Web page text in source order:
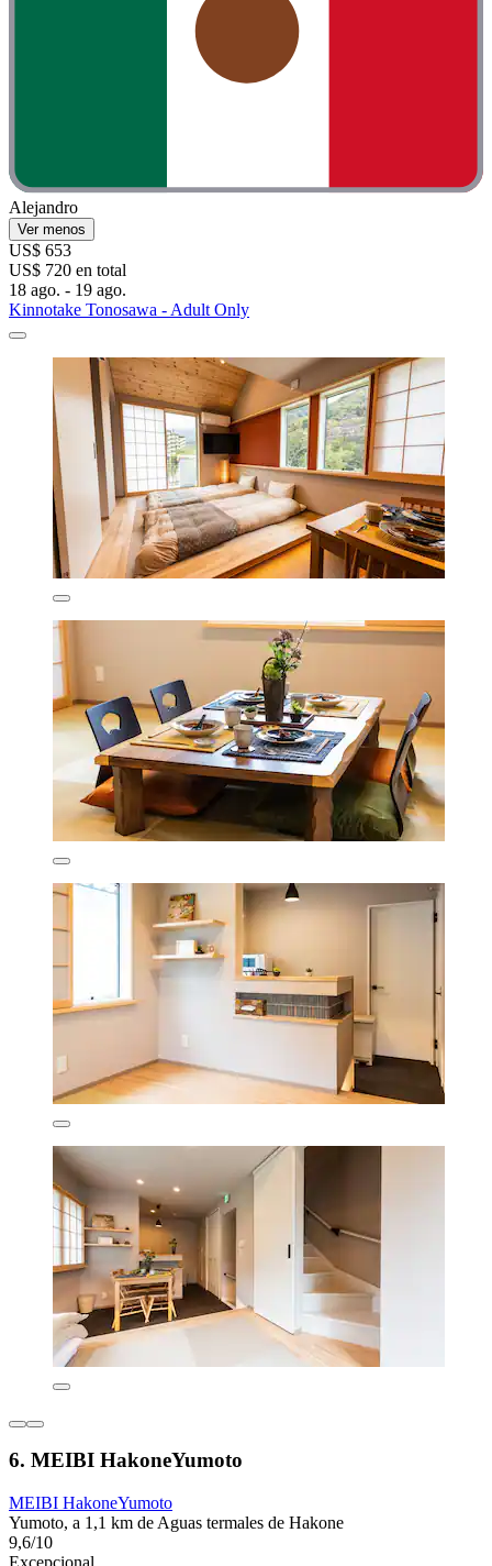
Alejandro
Ver menos
US$ 653
US$ 720 en total
18 ago. - 19 ago.
Kinnotake Tonosawa - Adult Only
6. MEIBI HakoneYumoto
MEIBI HakoneYumoto
Yumoto, a 1,1 km de Aguas termales de Hakone
9,6/10